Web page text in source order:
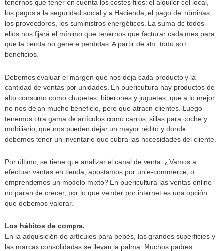
tenernos que tener en cuenta los costes fijos: el alquiler del local,
los pagos a la seguridad social y a Hacienda, el pago de nóminas,
los proveedores, los suministros energéticos. La suma de todos
ellos nos fijará el mínimo que tenernos que facturar cada mes para
que la tienda no genere pérdidas. A partir de ahí, todo son
beneficios.
Debemos evaluar el margen que nos deja cada producto y la
cantidad de ventas por unidades. En puericultura hay productos de
alto consumo como chupetes, biberones y juguetes, que a lo mejor
no nos dejan mucho beneficio, pero que atraen clientes. Luego
tenemos otra gama de artículos como carros, sillas para coche y
mobiliario, que nos pueden dejar un mayor rédito y donde
debemos tener un inventario que cubra las necesidades del cliente.
Por último, se tiene que analizar el canal de venta. ¿Vamos a
efectuar ventas en tienda, apostamos por un e-commerce, o
emprendemos un modelo mixto? En puericultura las ventas online
no paran de crecer, por lo que vender por internet es una opción
que debemos valorar.
Los hábitos de compra.
En la adquisición de artículos para bebés, las grandes superficies y
las marcas consolidadas se llevan la palma. Muchos padres